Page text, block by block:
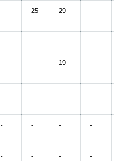
- 25 29 -
- - - -
- - 19 -
- - - -
- - - -
- - - -